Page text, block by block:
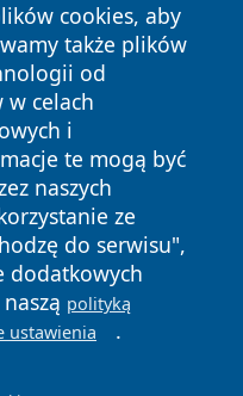
cookies, aby
także plików
od
w celach
i
te mogą być
naszych
ze
do serwisu",
dodatkowych
polityką
ustawienia .
Wszystkie prawa
Polityka
Cookies